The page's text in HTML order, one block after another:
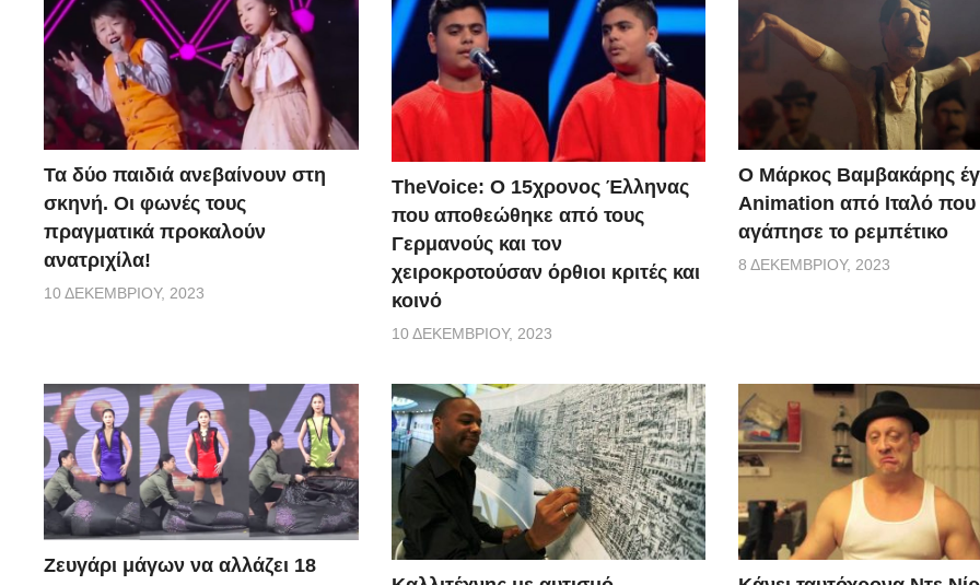
Τα δύο παιδιά ανεβαίνουν στη
σκηνή. Οι φωνές τους
πραγματικά προκαλούν
ανατριχίλα!
10 ΔΕΚΕΜΒΡΊΟΥ, 2023
TheVoice: Ο 15χρονος Έλληνας
που αποθεώθηκε από τους
Γερμανούς και τον
χειροκροτούσαν όρθιοι κριτές και
κοινό
10 ΔΕΚΕΜΒΡΊΟΥ, 2023
Ο Μάρκος Βαμβακάρης
Αnimation από Ιταλό που
αγάπησε το ρεμπέτικο
8 ΔΕΚΕΜΒΡΊΟΥ, 2023
Zευγάρι μάγων να αλλάζει 18